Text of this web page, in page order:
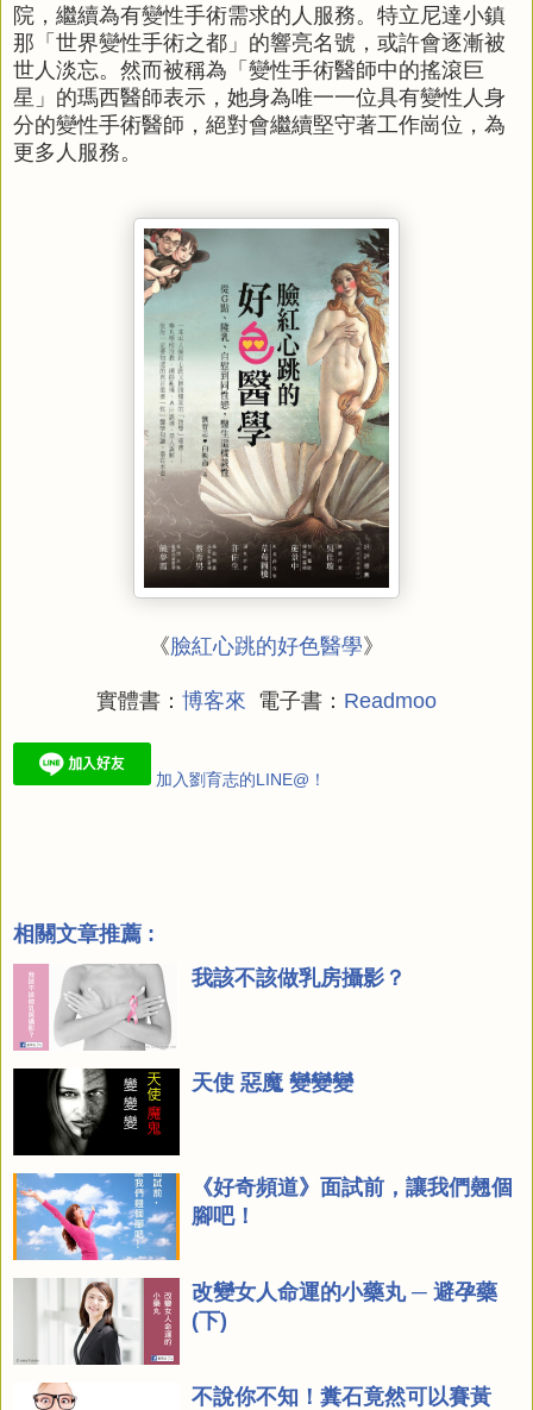
院，繼續為有變性手術需求的人服務。特立尼達小鎮
那「世界變性手術之都」的響亮名號，或許會逐漸被
世人淡忘。然而被稱為「變性手術醫師中的搖滾巨
星」的瑪西醫師表示，她身為唯一一位具有變性人身
分的變性手術醫師，絕對會繼續堅守著工作崗位，為
更多人服務。
《臉紅心跳的好色醫學》
實體書： 博客來 電子書： Readmoo
加入劉育志的LINE@！
相關文章推薦 :
我該不該做乳房攝影？
天使 惡魔 變變變
《好奇頻道》面試前，讓我們翹個
腳吧！
改變女人命運的小藥丸 ─ 避孕藥
(下)
不說你不知！糞石竟然可以賽黃